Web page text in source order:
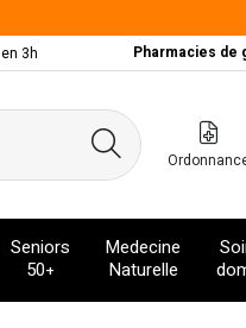
3h Pharmacies de
Seniors
50+
Medecine
Naturelle